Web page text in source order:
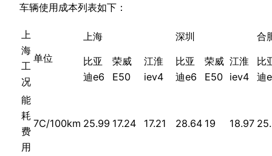
车辆使用成本列表如下：
上
海
工
况
单位
上海 深圳 合
比亚
迪e6
荣威
E50
江淮
iev4
比亚
迪e6
荣威
E50
江淮
iev4
比
迪
能
耗
费
用
7C/100km 25.99 17.24 17.21 28.64 19 18.97